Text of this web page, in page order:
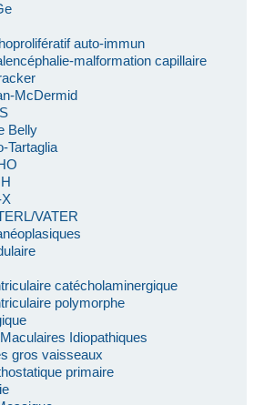
auto-immun
malformation capillaire
McDermid
Belly
Tartaglia
VATER
catécholaminergique
polymorphe
Idiopathiques
gros vaisseaux
primaire